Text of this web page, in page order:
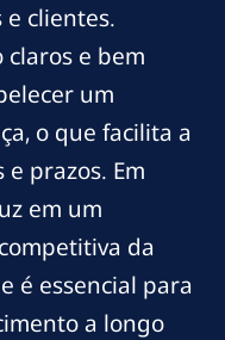
e clientes.
e bem
um
o que facilita a
prazos. Em
em um
da
é essencial para
a longo